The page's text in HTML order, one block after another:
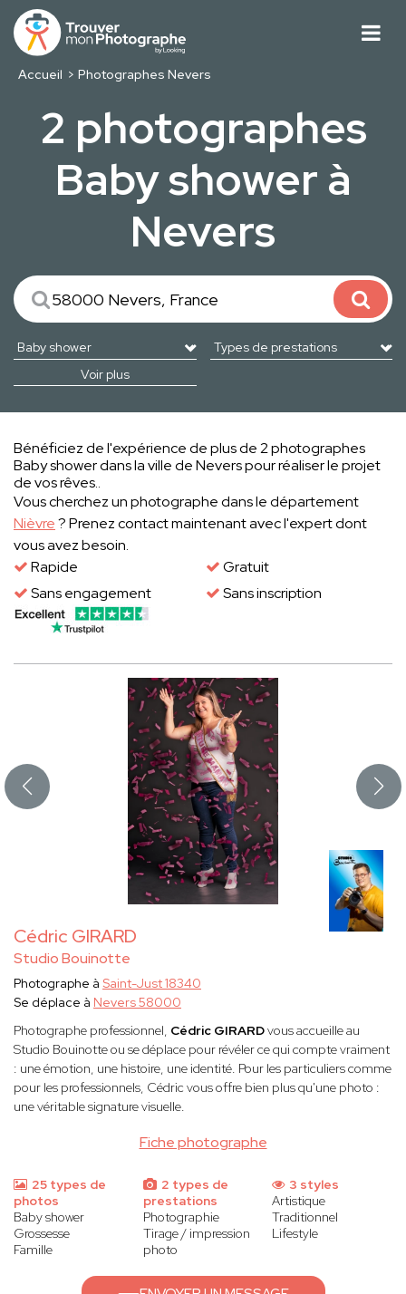
Accueil Photographes Nevers
2 photographes
Baby shower à
Nevers
Voir plus
Bénéficiez de l'expérience de plus de 2 photographes
Baby shower dans la ville de Nevers pour réaliser le projet
de vos rêves..
Vous cherchez un photographe dans le département
Nièvre? Prenez contact maintenant avec l'expert dont
vous avez besoin.
Rapide
Gratuit
Sans engagement
Sans inscription
Cédric GIRARD
Studio Bouinotte
Fiche photographe
Photographe à Saint-Just 18340
Se déplace à Nevers 58000
Photographe professionnel, Cédric GIRARDvous accueille au
Studio Bouinotte ou se déplace pour révéler ce qui compte vraiment
: une émotion, une histoire, une identité. Pour les particuliers comme
pour les professionnels, Cédric vous offre bien plus qu'une photo :
une véritable signature visuelle.
25 types de
photos
Baby shower
Grossesse
Famille
2 types de
prestations
Photographie
Tirage / impression
photo
3 styles
Artistique
Traditionnel
Lifestyle